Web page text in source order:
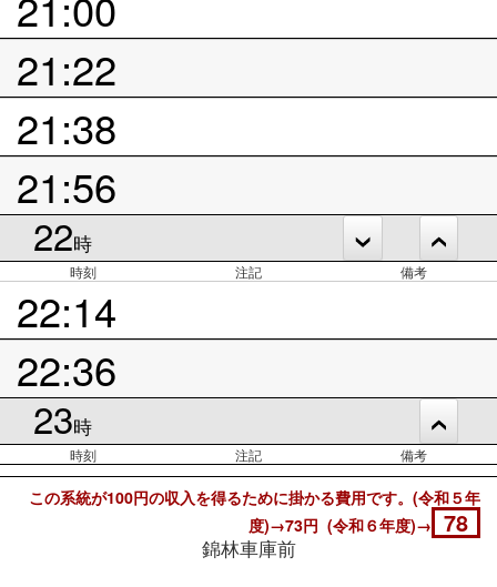
21:22
21:38
21:56
22時
時刻 注記 備考
22:14
22:36
23時
時刻 注記 備考
この系統が100円の収入を得るために掛かる費用です。(令和５年
度)→73円 (令和６年度)→ 78
錦林車庫前